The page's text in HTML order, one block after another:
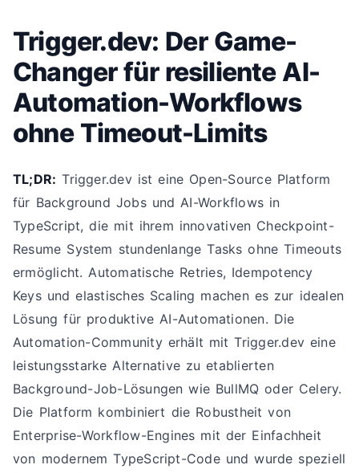
Trigger.dev: Der Game-
Changer für resiliente AI-
Automation-Workflows
ohne Timeout-Limits
TL;DR: Trigger.dev ist eine Open-Source Platform
für Background Jobs und AI-Workflows in
TypeScript, die mit ihrem innovativen Checkpoint-
Resume System stundenlange Tasks ohne Timeouts
ermöglicht. Automatische Retries, Idempotency
Keys und elastisches Scaling machen es zur idealen
Lösung für produktive AI-Automationen. Die
Automation-Community erhält mit Trigger.dev eine
leistungsstarke Alternative zu etablierten
Background-Job-Lösungen wie BullMQ oder Celery.
Die Platform kombiniert die Robustheit von
Enterprise-Workflow-Engines mit der Einfachheit
von modernem TypeScript-Code und wurde speziell